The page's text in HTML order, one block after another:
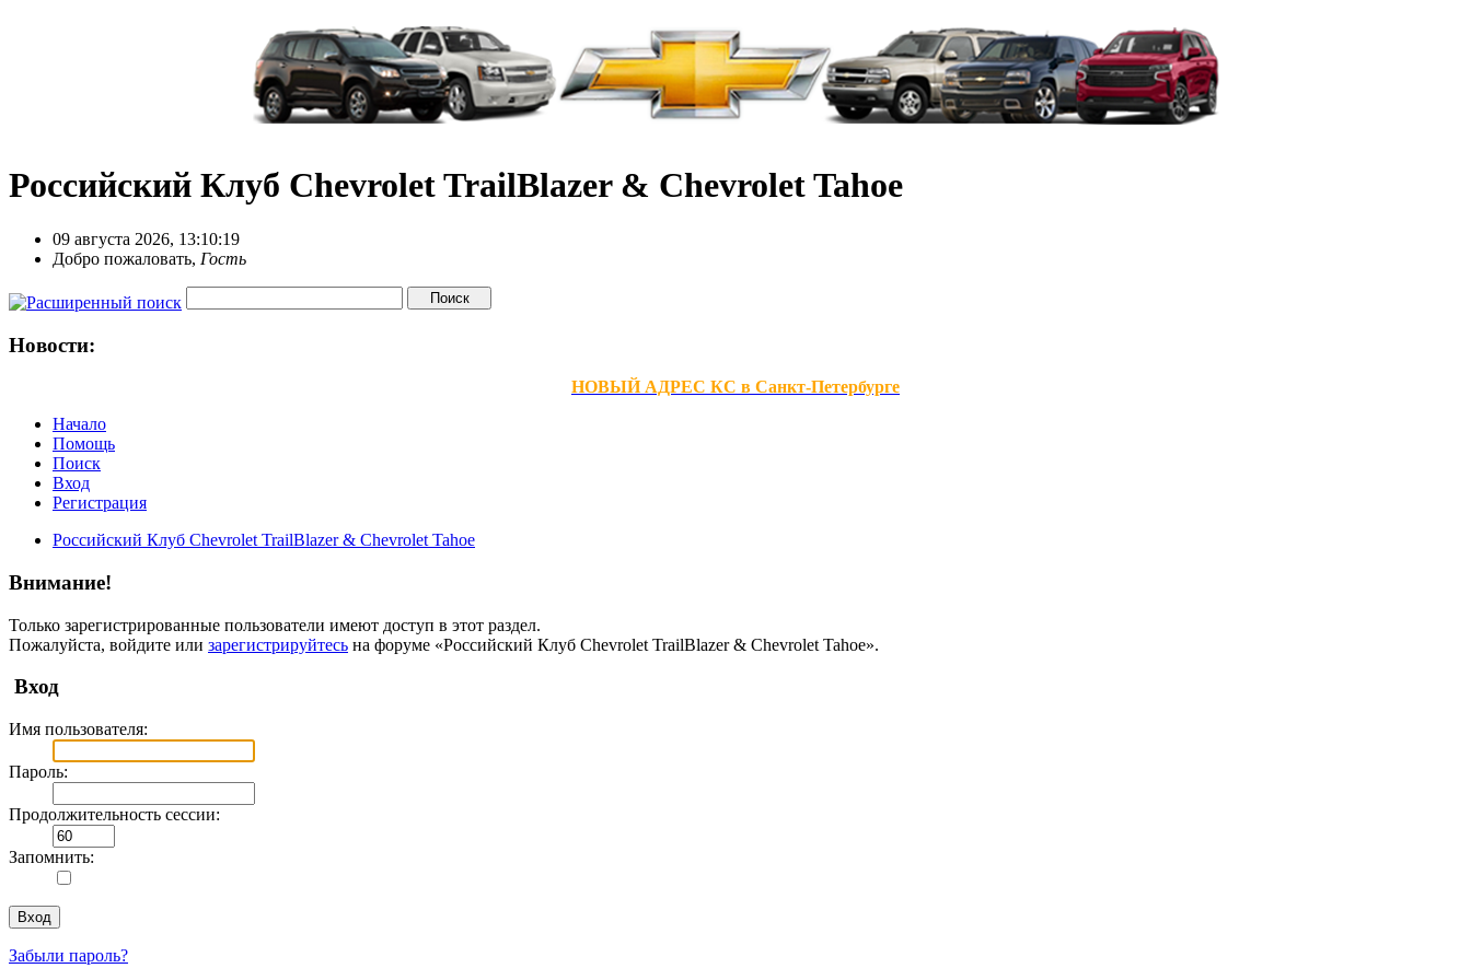
Российский Клуб Chevrolet TrailBlazer & Chevrolet Tahoe
09 августа 2026, 13:10:19
Добро пожаловать, Гость
Новости:
НОВЫЙ АДРЕС КС в Санкт-Петербурге
Начало
Помощь
Поиск
Вход
Регистрация
Российский Клуб Chevrolet TrailBlazer & Chevrolet Tahoe
Внимание!
Только зарегистрированные пользователи имеют доступ в этот раздел.
Пожалуйста, войдите или зарегистрируйтесь на форуме «Российский Клуб Chevrolet TrailBlazer & Chevrolet Tahoe».
Вход
Имя пользователя:
Пароль:
Продолжительность сессии:
Запомнить:
Забыли пароль?